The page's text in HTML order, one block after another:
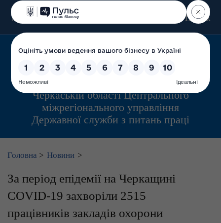
Пошук
Управління інспекційної діяльності у
Черкаській області Центрального
міжрегіонального управління
Державної служби з питань праці
Головна > Новини >
За період епідемії на Черкащині
COVID-19 захворіли 2515
працівників закладів охорони